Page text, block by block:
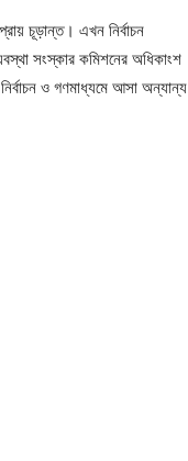
চূড়ান্ত। এখন নির্বাচন
সংস্কার কমিশনের অধিকাংশ
ও গণমাধ্যমে আসা অন্যান্য